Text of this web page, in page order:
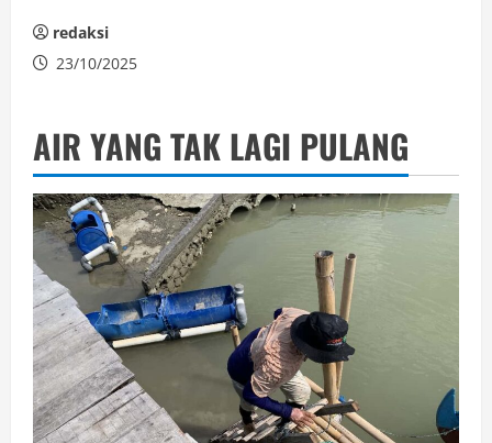
redaksi
23/10/2025
AIR YANG TAK LAGI PULANG